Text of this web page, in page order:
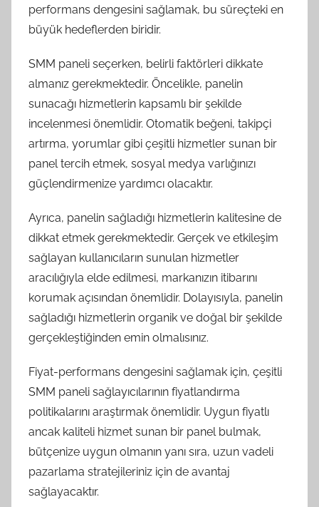
performans dengesini sağlamak, bu süreçteki en
büyük hedeflerden biridir.
SMM paneli seçerken, belirli faktörleri dikkate
almanız gerekmektedir. Öncelikle, panelin
sunacağı hizmetlerin kapsamlı bir şekilde
incelenmesi önemlidir. Otomatik beğeni, takipçi
artırma, yorumlar gibi çeşitli hizmetler sunan bir
panel tercih etmek, sosyal medya varlığınızı
güçlendirmenize yardımcı olacaktır.
Ayrıca, panelin sağladığı hizmetlerin kalitesine de
dikkat etmek gerekmektedir. Gerçek ve etkileşim
sağlayan kullanıcıların sunulan hizmetler
aracılığıyla elde edilmesi, markanızın itibarını
korumak açısından önemlidir. Dolayısıyla, panelin
sağladığı hizmetlerin organik ve doğal bir şekilde
gerçekleştiğinden emin olmalısınız.
Fiyat-performans dengesini sağlamak için, çeşitli
SMM paneli sağlayıcılarının fiyatlandırma
politikalarını araştırmak önemlidir. Uygun fiyatlı
ancak kaliteli hizmet sunan bir panel bulmak,
bütçenize uygun olmanın yanı sıra, uzun vadeli
pazarlama stratejileriniz için de avantaj
sağlayacaktır.